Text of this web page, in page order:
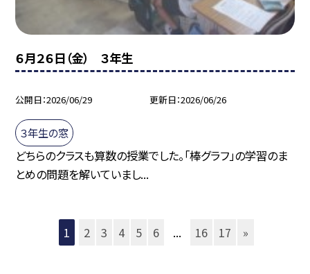
６月２６日（金） ３年生
公開日 2026/06/29 更新日 2026/06/26
３年生の窓
どちらのクラスも算数の授業でした。「棒グラフ」の学習のま
とめの問題を解いていまし...
1 2 3 4 5 6 ... 16 17 »